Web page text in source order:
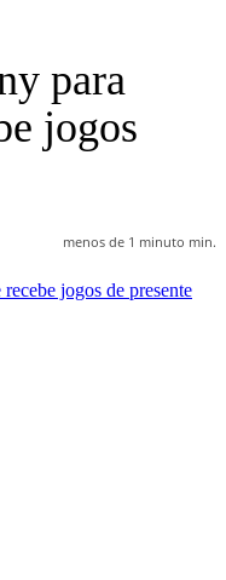
para
jogos
menos de 1 minuto min.